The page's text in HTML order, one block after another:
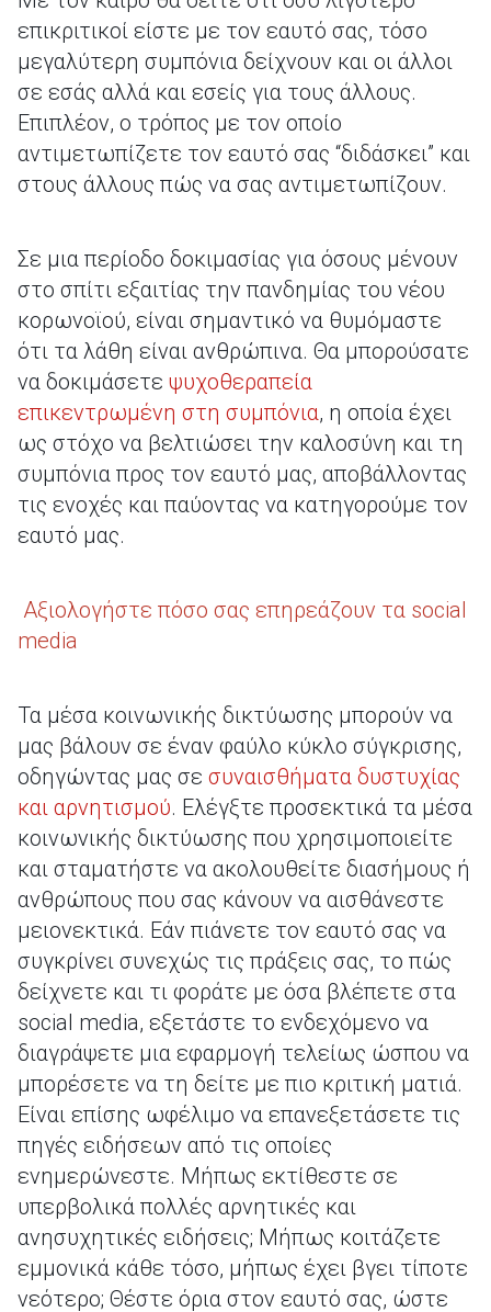
επικριτικοί είστε με τον εαυτό σας, τόσο
μεγαλύτερη συμπόνια δείχνουν και οι άλλοι
σε εσάς αλλά και εσείς για τους άλλους.
Επιπλέον, ο τρόπος με τον οποίο
αντιμετωπίζετε τον εαυτό σας “διδάσκει” και
στους άλλους πώς να σας αντιμετωπίζουν.
Σε μια περίοδο δοκιμασίας για όσους μένουν
στο σπίτι εξαιτίας την πανδημίας του νέου
κορωνοϊού, είναι σημαντικό να θυμόμαστε
ότι τα λάθη είναι ανθρώπινα. Θα μπορούσατε
να δοκιμάσετε ψυχοθεραπεία
επικεντρωμένη στη συμπόνια, η οποία έχει
ως στόχο να βελτιώσει την καλοσύνη και τη
συμπόνια προς τον εαυτό μας, αποβάλλοντας
τις ενοχές και παύοντας να κατηγορούμε τον
εαυτό μας.
Aξιολογήστε πόσο σας επηρεάζουν τα social
media
Τα μέσα κοινωνικής δικτύωσης μπορούν να
μας βάλουν σε έναν φαύλο κύκλο σύγκρισης,
οδηγώντας μας σε συναισθήματα δυστυχίας
και αρνητισμού. Ελέγξτε προσεκτικά τα μέσα
κοινωνικής δικτύωσης που χρησιμοποιείτε
και σταματήστε να ακολουθείτε διασήμους ή
ανθρώπους που σας κάνουν να αισθάνεστε
μειονεκτικά. Εάν πιάνετε τον εαυτό σας να
συγκρίνει συνεχώς τις πράξεις σας, το πώς
δείχνετε και τι φοράτε με όσα βλέπετε στα
social media, εξετάστε το ενδεχόμενο να
διαγράψετε μια εφαρμογή τελείως ώσπου να
μπορέσετε να τη δείτε με πιο κριτική ματιά.
Είναι επίσης ωφέλιμο να επανεξετάσετε τις
πηγές ειδήσεων από τις οποίες
ενημερώνεστε. Μήπως εκτίθεστε σε
υπερβολικά πολλές αρνητικές και
ανησυχητικές ειδήσεις; Μήπως κοιτάζετε
εμμονικά κάθε τόσο, μήπως έχει βγει τίποτε
νεότερο; Θέστε όρια στον εαυτό σας, ώστε